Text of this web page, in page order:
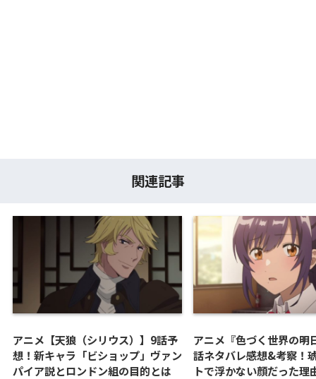
関連記事
アニメ【天狼（シリウス）】9話予
想！新キャラ「ビショップ」ヴァン
パイア説とロンドン組の目的とは
アニメ『色づく世界の明
話ネタバレ感想&考察！
トで浮かない顔だった理